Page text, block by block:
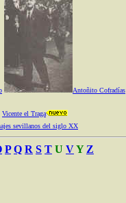
Antoñito Cofradías
Vicente el Traga
sevillanos del siglo XX
P Q R S T U VY Z